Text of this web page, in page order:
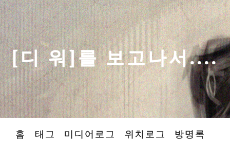
[디 워]를 보고나서....
홈 태그 미디어로그 위치로그 방명록